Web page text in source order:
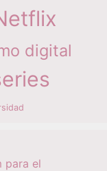
digital
para el